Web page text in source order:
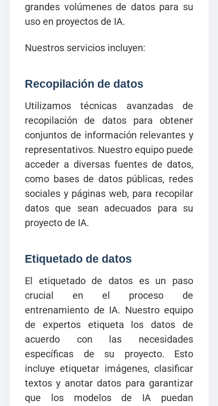
grandes volúmenes de datos para su
uso en proyectos de IA.
Nuestros servicios incluyen:
Recopilación de datos
Utilizamos técnicas avanzadas de
recopilación de datos para obtener
conjuntos de información relevantes y
representativos. Nuestro equipo puede
acceder a diversas fuentes de datos,
como bases de datos públicas, redes
sociales y páginas web, para recopilar
datos que sean adecuados para su
proyecto de IA.
Etiquetado de datos
El etiquetado de datos es un paso
crucial en el proceso de
entrenamiento de IA. Nuestro equipo
de expertos etiqueta los datos de
acuerdo con las necesidades
específicas de su proyecto. Esto
incluye etiquetar imágenes, clasificar
textos y anotar datos para garantizar
que los modelos de IA puedan